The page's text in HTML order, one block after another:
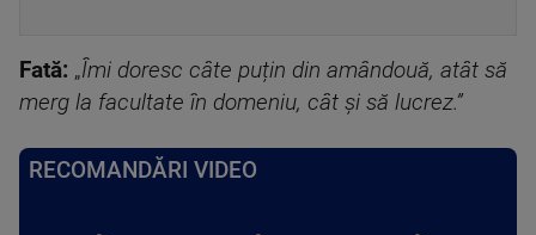
Fată: „Îmi doresc câte puțin din amândouă, atât să
merg la facultate în domeniu, cât și să lucrez.”
RECOMANDĂRI VIDEO